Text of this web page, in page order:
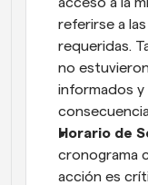
referirse a
requeridas.
no
informados y
Horario de
cronograma
acción es